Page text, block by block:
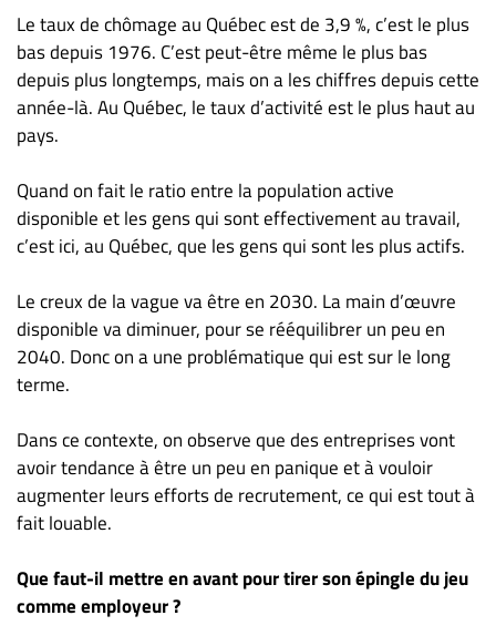
S’abonner
FAQ
Politique de
confidentialité
Le taux de chômage au Québec est de 3,9 %, c’est le plus
bas depuis 1976. C’est peut-être même le plus bas
depuis plus longtemps, mais on a les chiffres depuis cette
année-là. Au Québec, le taux d’activité est le plus haut au
pays.
Quand on fait le ratio entre la population active
disponible et les gens qui sont effectivement au travail,
c’est ici, au Québec, que les gens qui sont les plus actifs.
Le creux de la vague va être en 2030. La main d’œuvre
disponible va diminuer, pour se rééquilibrer un peu en
2040. Donc on a une problématique qui est sur le long
terme.
Dans ce contexte, on observe que des entreprises vont
avoir tendance à être un peu en panique et à vouloir
augmenter leurs efforts de recrutement, ce qui est tout à
fait louable.
Que faut-il mettre en avant pour tirer son épingle du jeu
comme employeur ?